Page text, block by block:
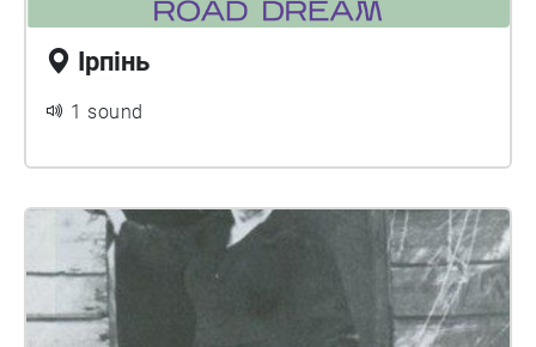
Ірпінь
1 sound